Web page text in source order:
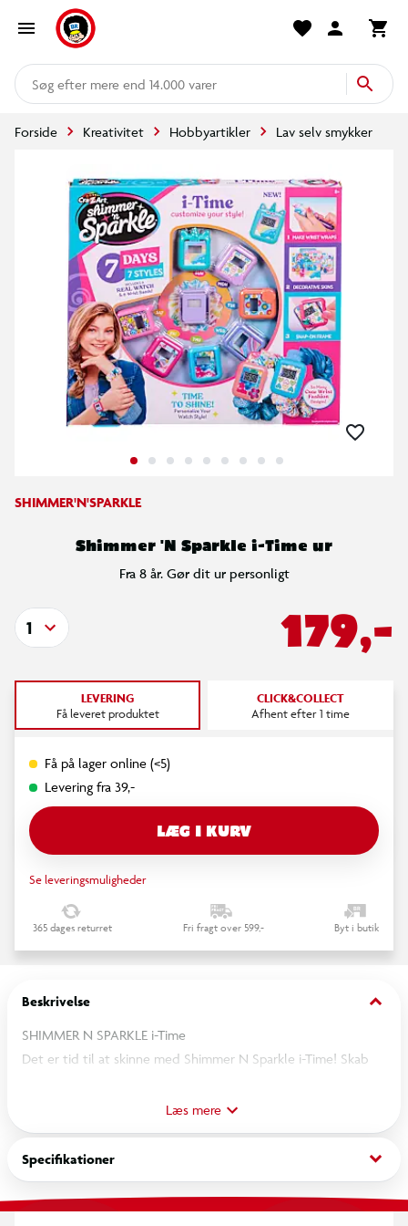
mere end 14.000 varer
Forside Kreativitet Hobbyartikler Lav selv smykker
SHIMMER'N'SPARKLE
Shimmer 'N Sparkle i-Time ur
Fra 8 år. Gør dit ur personligt
179,-
1
LEVERING
Få leveret produktet
CLICK&COLLECT
Afhent efter 1 time
Få på lager online (<5)
Levering fra 39,-
LÆG I KURV
Se leveringsmuligheder
365 dages returret Fri fragt over 599,- Byt i butik
Beskrivelse keyboard_arrow_down
SHIMMER N SPARKLE i-Time
Det er tid til at skinne med Shimmer N Sparkle i-Time! Skab
Sættet indeholder et ægte digitalur samt 6 udskiftelige
armbånd – så du kan matche din stil hver dag i ugen: 7 dage, 7
looks!
ÆGTE UR
Læs mere
Specifikationer keyboard_arrow_down